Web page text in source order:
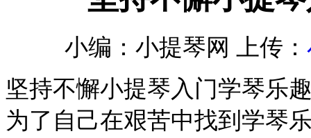
小编：小提琴网 上传：
坚持不懈小提琴入门学琴乐
为了自己在艰苦中找到学琴